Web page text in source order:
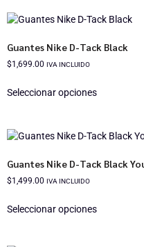
Guantes Nike D-Tack Black
$1,699.00 IVA INCLUIDO
Seleccionar opciones
Guantes Nike D-Tack Black
$1,499.00 IVA INCLUIDO
Seleccionar opciones